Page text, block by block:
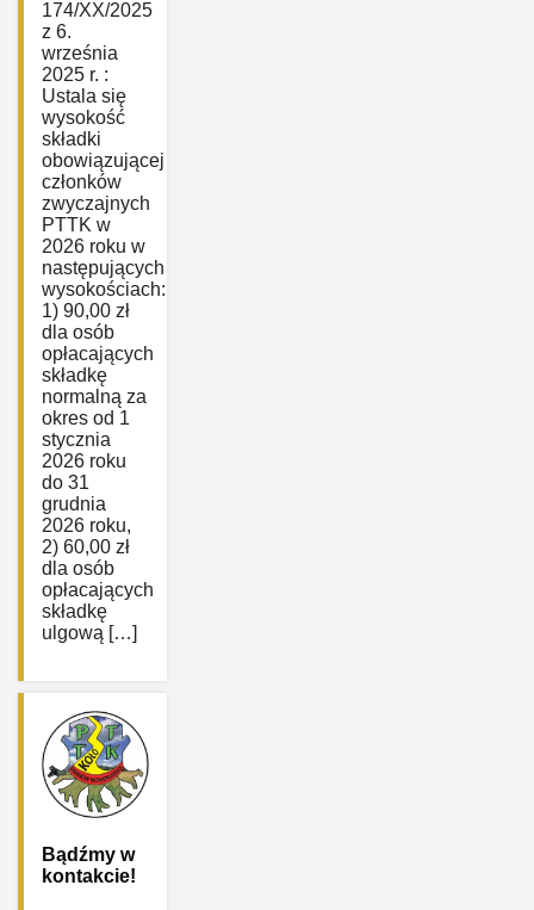
174/XX/2025
z 6.
września
2025 r. :
Ustala się
wysokość
składki
obowiązującej
członków
zwyczajnych
PTTK w
2026 roku w
następujących
wysokościach:
1) 90,00 zł
dla osób
opłacających
składkę
normalną za
okres od 1
stycznia
2026 roku
do 31
grudnia
2026 roku,
2) 60,00 zł
dla osób
opłacających
składkę
ulgową […]
Bądźmy w
kontakcie!